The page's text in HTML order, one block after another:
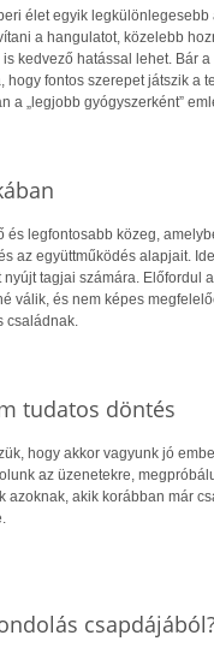
élet egyik
a hangulatot, közelebb
kedvező hatással lehet. Bár
hogy fontos szerepet játszik a
a „legjobb gyógyszerként”
és legfontosabb közeg,
az együttműködés alapjait.
nyújt tagjai számára. Előfordul
válik, és nem képes
családnak.
tudatos döntés
hogy akkor vagyunk jó
az üzenetekre,
azoknak, akik korábban már